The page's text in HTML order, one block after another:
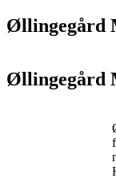
Øllingegård
Øllingegård